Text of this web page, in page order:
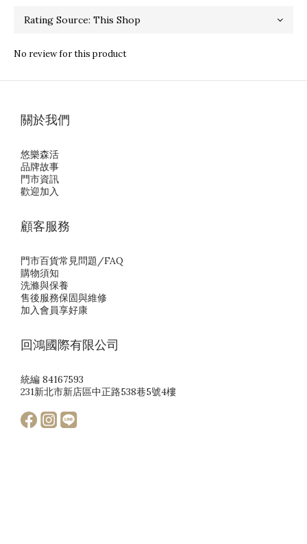
No review for this product
關於我們
悠樂森活
品牌故事
門市資訊
歡迎加入
顧客服務
門市百貨常見問題/FAQ
購物須知
洗滌與保養
售後服務保固與維修
加入會員享好康
回鴻國際有限公司
統編 84167593
231新北市新店區中正路538巷5號4樓